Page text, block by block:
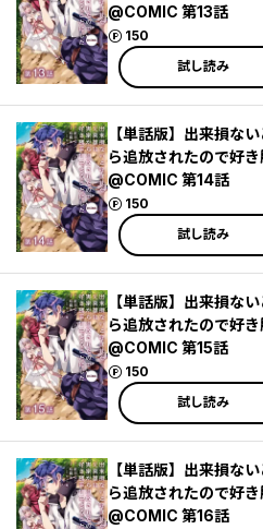
@COMIC 第13話
150
ポイント
試し読み
【単話版】出来損な
ら追放されたので好
@COMIC 第14話
150
ポイント
試し読み
【単話版】出来損な
ら追放されたので好
@COMIC 第15話
150
ポイント
試し読み
【単話版】出来損な
ら追放されたので好
@COMIC 第16話